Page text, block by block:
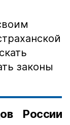
законы
России